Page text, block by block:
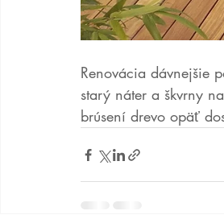
Renovácia dávnejšie
starý náter a škvrny
brúsení drevo opäť